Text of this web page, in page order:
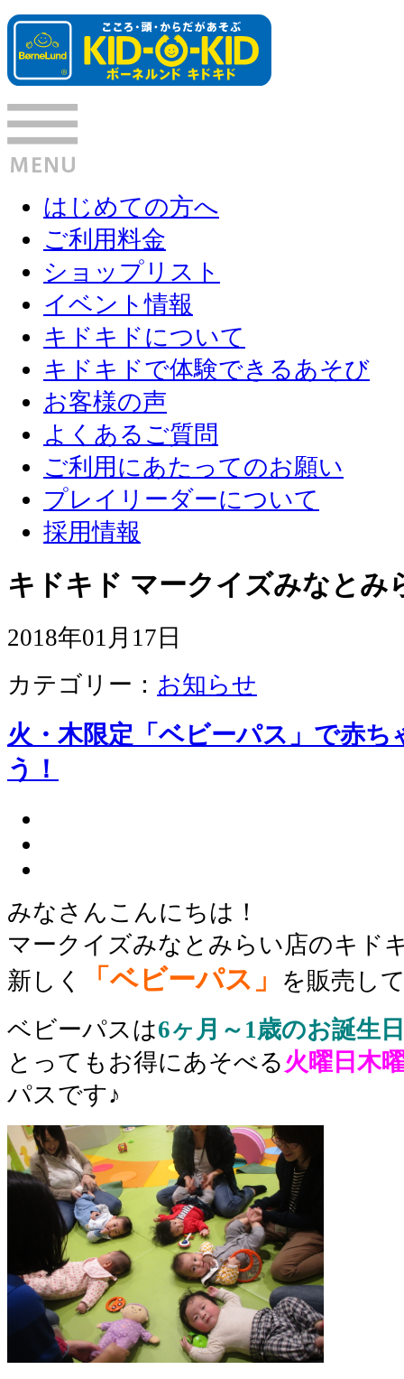
はじめての方へ
ご利用料金
ショップリスト
イベント情報
キドキドについて
キドキドで体験できるあそび
お客様の声
よくあるご質問
ご利用にあたってのお願い
プレイリーダーについて
採用情報
キドキド マークイズみなとみ
2018年01月17日
カテゴリー： お知らせ
火・木限定「ベビーパス」で赤
う！
みなさんこんにちは！
マークイズみなとみらい店のキド
新しく
「ベビーパス」
を販売し
ベビーパスは6ヶ月～1歳のお誕生
とってもお得にあそべる 火曜日木
パスです♪